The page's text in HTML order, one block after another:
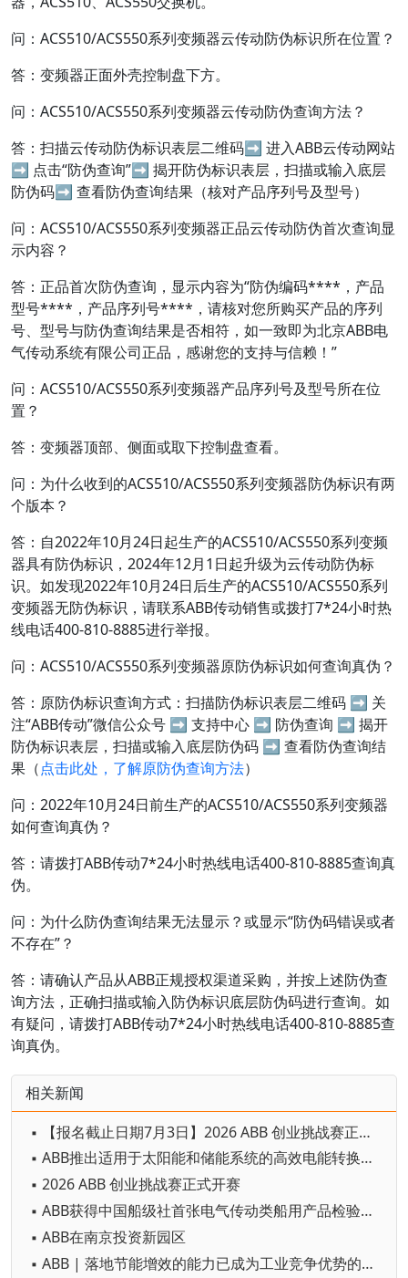
问：ACS510/ACS550系列变频器云传动防伪标识所在位置？
答：变频器正面外壳控制盘下方。
问：ACS510/ACS550系列变频器云传动防伪查询方法？
答：扫描云传动防伪标识表层二维码➡ 进入ABB云传动网站
➡ 点击“防伪查询”➡ 揭开防伪标识表层，扫描或输入底层
防伪码➡ 查看防伪查询结果（核对产品序列号及型号）
问：ACS510/ACS550系列变频器正品云传动防伪首次查询显
示内容？
答：正品首次防伪查询，显示内容为“防伪编码****，产品
型号****，产品序列号****，请核对您所购买产品的序列
号、型号与防伪查询结果是否相符，如一致即为北京ABB电
气传动系统有限公司正品，感谢您的支持与信赖！”
问：ACS510/ACS550系列变频器产品序列号及型号所在位
置？
答：变频器顶部、侧面或取下控制盘查看。
问：为什么收到的ACS510/ACS550系列变频器防伪标识有两
个版本？
答：自2022年10月24日起生产的ACS510/ACS550系列变频
器具有防伪标识，2024年12月1日起升级为云传动防伪标
识。如发现2022年10月24日后生产的ACS510/ACS550系列
变频器无防伪标识，请联系ABB传动销售或拨打7*24小时热
线电话400-810-8885进行举报。
问：ACS510/ACS550系列变频器原防伪标识如何查询真伪？
答：原防伪标识查询方式：扫描防伪标识表层二维码 ➡ 关
注“ABB传动”微信公众号 ➡ 支持中心 ➡ 防伪查询 ➡ 揭开
防伪标识表层，扫描或输入底层防伪码 ➡ 查看防伪查询结
果（点击此处，了解原防伪查询方法）
问：2022年10月24日前生产的ACS510/ACS550系列变频器
如何查询真伪？
答：请拨打ABB传动7*24小时热线电话400-810-8885查询真
伪。
问：为什么防伪查询结果无法显示？或显示“防伪码错误或者
不存在”？
答：请确认产品从ABB正规授权渠道采购，并按上述防伪查
询方法，正确扫描或输入防伪标识底层防伪码进行查询。如
有疑问，请拨打ABB传动7*24小时热线电话400-810-8885查
询真伪。
相关新闻
▪ 【报名截止日期7月3日】2026 ABB 创业挑战赛正式开赛
▪ ABB推出适用于太阳能和储能系统的高效电能转换解决方案
▪ 2026 ABB 创业挑战赛正式开赛
▪ ABB获得中国船级社首张电气传动类船用产品检验数字化应用认可证书
▪ ABB在南京投资新园区
▪ ABB | 落地节能增效的能力已成为工业竞争优势的决定因素